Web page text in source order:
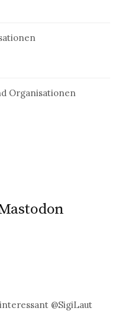
Organisationen
@SigiLaut